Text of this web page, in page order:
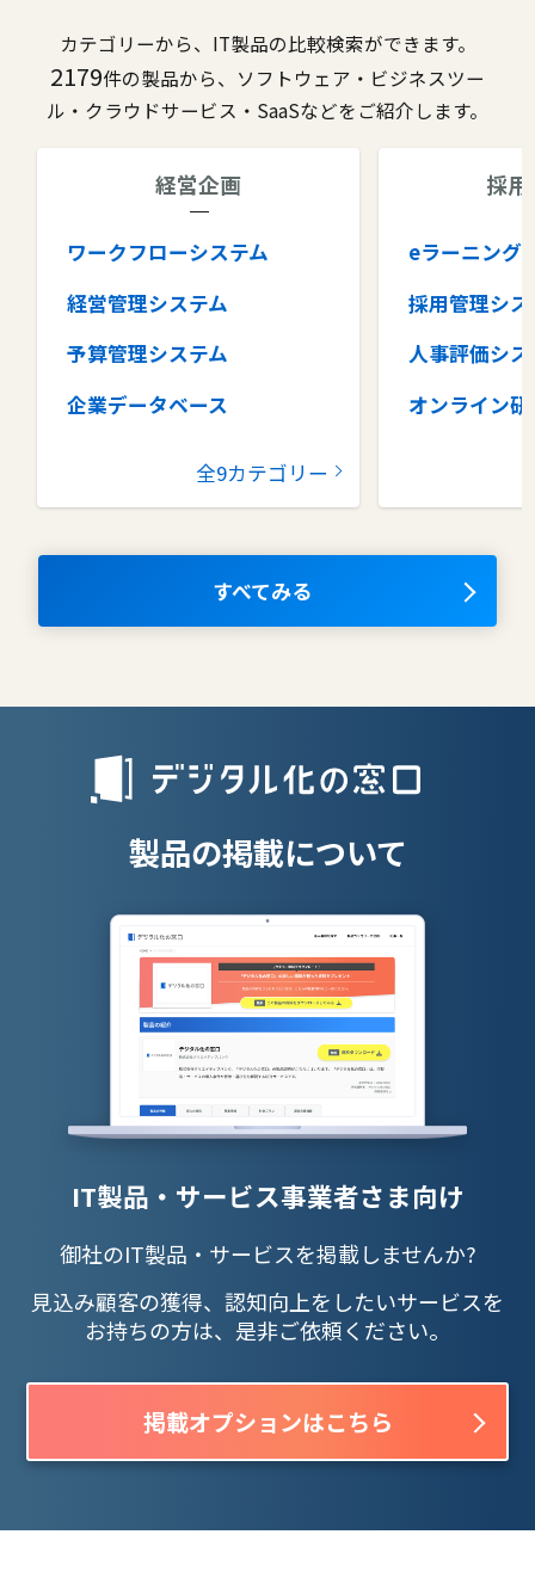
カテゴリーから、IT製品の比較検索ができます。
2179件の製品から、ソフトウェア・ビジネスツー
ル・クラウドサービス・SaaSなどをご紹介します。
経営企画
ワークフローシステム
経営管理システム
予算管理システム
企業データベース
コラボレーションツール
ナレッジマネジメントツール
全9カテゴリー
採
eラーニング
採用管理シス
人事評価シス
オンライン研
タレントマ
OKRツール
授業支援シス
すべてみる
製品の掲載について
IT製品・サービス事業者さま向け
御社のIT製品・サービスを掲載しませんか?
見込み顧客の獲得、認知向上をしたいサービスを
お持ちの方は、是非ご依頼ください。
掲載オプションはこちら